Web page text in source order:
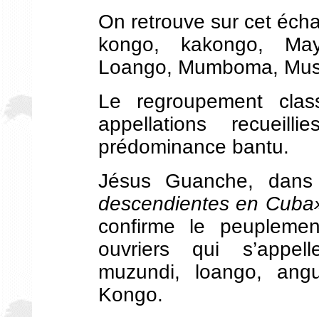
On retrouve sur cet
kongo, kakongo,
Loango, Mumboma,
Le regroupement
appellations
prédominance bantu.
Jésus Guanche,
descendientes en
confirme le
ouvriers qui
muzundi, loango,
Kongo.